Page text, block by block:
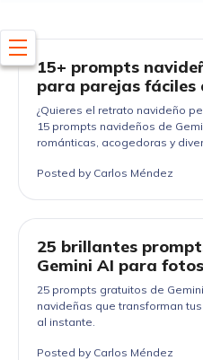
15+ prompts
para parejas fáciles
¿Quieres el retrato navideño
15 prompts navideños de
románticas, acogedoras y
Posted by Carlos Méndez
25 brillantes
Gemini AI para
25 prompts gratuitos de
navideñas que transforman
al instante.
Posted by Carlos Méndez